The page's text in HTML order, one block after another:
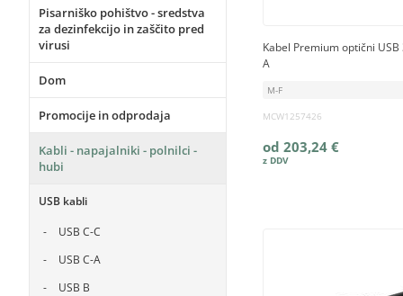
Pisarniško pohištvo - sredstva
za dezinfekcijo in zaščito pred
virusi
Dom
Promocije in odprodaja
Kabli - napajalniki - polnilci -
hubi
USB kabli
USB C-C
USB C-A
USB B
Kabel Premium optični USB
A
M-F
MCW1257426
od 203,24 €